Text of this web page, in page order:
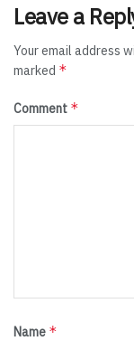
Leave a
Your email address
marked *
Comment *
Name *